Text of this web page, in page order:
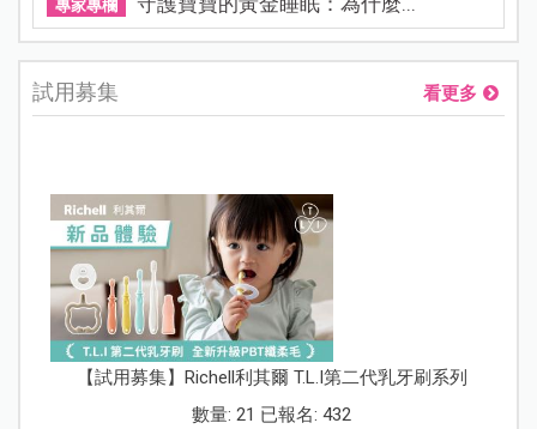
專家專欄
試用募集 看更多
【試用募集】Richell利其爾 T.L.I第二代乳牙刷系列
數量: 21 已報名: 432